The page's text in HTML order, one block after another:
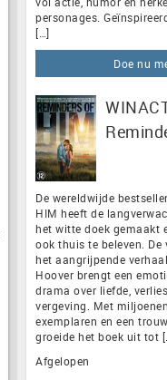
personages.
[…]
Doe nu
De wereldwijde
HIM heeft de
het witte doek gemaakt
ook thuis te beleven. De
het aangrijpende
Hoover brengt een
drama over liefde,
vergeving. Met
exemplaren en een
groeide het boek uit tot
Afgelopen